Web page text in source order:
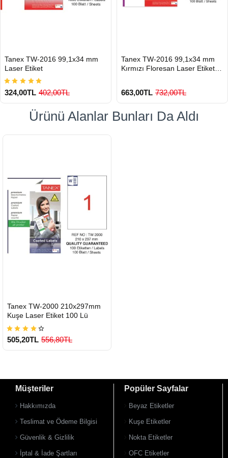
GÖNDERİ
900 TL Üzeri Kargo Ücretsiz
Tanex TW-2016 99,1x34 mm
Laser Etiket
324,00TL 402,00TL
GÖNDERİ
Tanex TW-2016 99,1x34 mm
Kırmızı Floresan Laser Etiket
663,00TL 732,00TL
Ürünü Alanlar Bunları Da Aldı
GÖNDERİ
900 TL Üzeri Kargo Ücretsiz
Tanex TW-2000 210x297mm
Kuşe Laser Etiket 100 Lü
505,20TL 556,80TL
Müşteriler
Hakkımızda
Teslimat ve Ödeme Bilgisi
Güvenlik & Gizlilik
İptal & İade Şartları
Popüler Sayfalar
Beyaz Etiketler
Kuşe Etiketler
Nokta Etiketler
OFC Etiketler